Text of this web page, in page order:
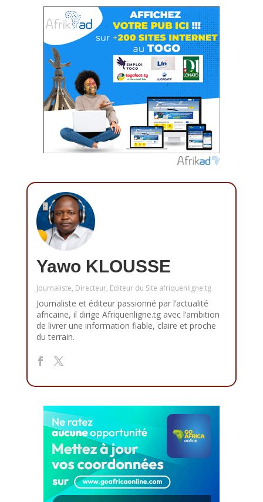
Yawo KLOUSSE
Journaliste, Directeur, Editeur du Site afriquenligne.tg
Journaliste et éditeur passionné par l’actualité
africaine, il dirige Afriquenligne.tg avec l’ambition
de livrer une information fiable, claire et proche
du terrain.